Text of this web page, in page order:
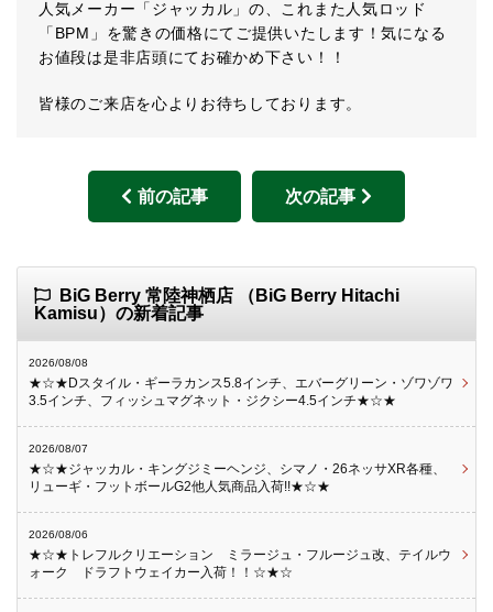
人気メーカー「ジャッカル」の、これまた人気ロッド
「BPM」を驚きの価格にてご提供いたします！気になる
お値段は是非店頭にてお確かめ下さい！！
皆様のご来店を心よりお待ちしております。
前の記事 次の記事
BiG Berry 常陸神栖店 （BiG Berry Hitachi
Kamisu）の新着記事
2026/08/08
★☆★Dスタイル・ギーラカンス5.8インチ、エバーグリーン・ゾワゾワ
3.5インチ、フィッシュマグネット・ジクシー4.5インチ★☆★
2026/08/07
★☆★ジャッカル・キングジミーヘンジ、シマノ・26ネッサXR各種、
リューギ・フットボールG2他人気商品入荷!!★☆★
2026/08/06
★☆★トレフルクリエーション ミラージュ・フルージュ改、テイルウ
ォーク ドラフトウェイカー入荷！！☆★☆